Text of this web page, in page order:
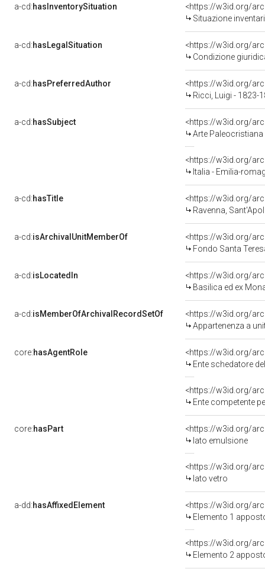
a-cd:hasInventorySituation
<https://w3id.org/
Situazione
a-cd:hasLegalSituation
<https://w3id.org/
Condizione
a-cd:hasPreferredAuthor
<https://w3id.org/
Ricci, Luigi - 1823-
a-cd:hasSubject
<https://w3id.org/
Arte Paleocristiana
<https://w3id.org/
Italia - Emilia-
a-cd:hasTitle
Ravenna,
a-cd:isArchivalUnitMemberOf
Fondo Santa
a-cd:isLocatedIn
<https://w3id.org/
Basilica ed ex
a-cd:isMemberOfArchivalRecordSetOf
<https://w3id.org/
Appartenenza a
core:hasAgentRole
<https://w3id.org/
Ente schedatore del bene
<https://w3id.org/
Ente competente per tutela
core:hasPart
<https://w3id.org/
lato emulsione
<https://w3id.org/
lato vetro
a-dd:hasAffixedElement
<https://w3id.org/
Elemento 1
<https://w3id.org/
Elemento 2